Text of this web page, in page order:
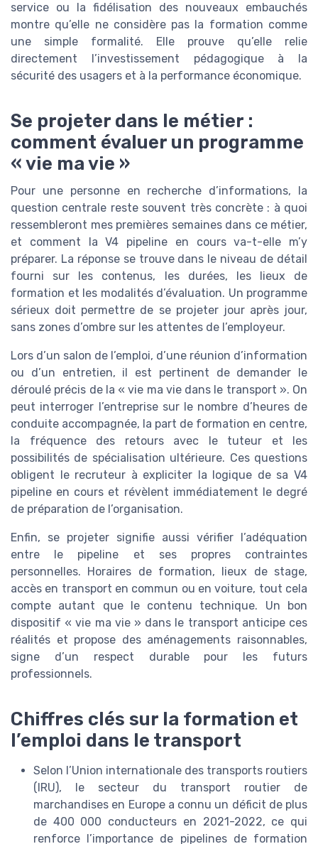
service ou la fidélisation des nouveaux embauchés
montre qu’elle ne considère pas la formation comme
une simple formalité. Elle prouve qu’elle relie
directement l’investissement pédagogique à la
sécurité des usagers et à la performance économique.
Se projeter dans le métier :
comment évaluer un programme
« vie ma vie »
Pour une personne en recherche d’informations, la
question centrale reste souvent très concrète : à quoi
ressembleront mes premières semaines dans ce métier,
et comment la V4 pipeline en cours va-t-elle m’y
préparer. La réponse se trouve dans le niveau de détail
fourni sur les contenus, les durées, les lieux de
formation et les modalités d’évaluation. Un programme
sérieux doit permettre de se projeter jour après jour,
sans zones d’ombre sur les attentes de l’employeur.
Lors d’un salon de l’emploi, d’une réunion d’information
ou d’un entretien, il est pertinent de demander le
déroulé précis de la « vie ma vie dans le transport ». On
peut interroger l’entreprise sur le nombre d’heures de
conduite accompagnée, la part de formation en centre,
la fréquence des retours avec le tuteur et les
possibilités de spécialisation ultérieure. Ces questions
obligent le recruteur à expliciter la logique de sa V4
pipeline en cours et révèlent immédiatement le degré
de préparation de l’organisation.
Enfin, se projeter signifie aussi vérifier l’adéquation
entre le pipeline et ses propres contraintes
personnelles. Horaires de formation, lieux de stage,
accès en transport en commun ou en voiture, tout cela
compte autant que le contenu technique. Un bon
dispositif « vie ma vie » dans le transport anticipe ces
réalités et propose des aménagements raisonnables,
signe d’un respect durable pour les futurs
professionnels.
Chiffres clés sur la formation et
l’emploi dans le transport
Selon l’Union internationale des transports routiers
(IRU), le secteur du transport routier de
marchandises en Europe a connu un déficit de plus
de 400 000 conducteurs en 2021-2022, ce qui
renforce l’importance de pipelines de formation